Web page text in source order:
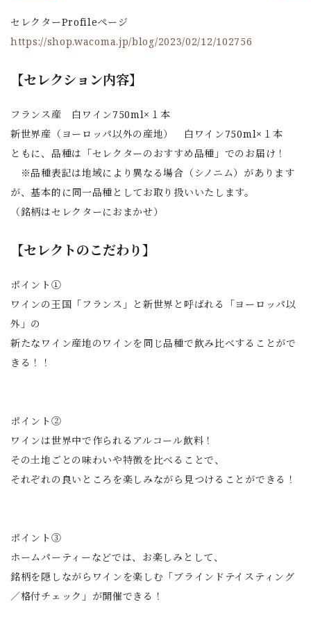
セレクターProfileページ
https://shop.wacoma.jp/blog/2023/02/12/102756
【セレクション内容】
フランス産 白ワイン750ml×１本
新世界産（ヨーロッパ以外の産地） 白ワイン750ml×１本
ともに、品種は「セレクターのおすすめ品種」でのお届け！
※品種表記は地域により異なる場合（シノニム）があります
が、基本的に同一品種としてお取り扱いいたします。
（銘柄はセレクターにおまかせ）
【セレクトのこだわり】
ポイント①
ワインの王国「フランス」と新世界と呼ばれる「ヨーロッパ以
外」の
新たなワイン産地のワインを同じ品種で飲み比べすることがで
きる！！
ポイント②
ワインは世界中で作られるアルコール飲料！
その土地ごとの味わいや特徴を比べることで、
それぞれの良いところを楽しみながら見つけることができる！
ポイント③
ホームパーティーなどでは、お楽しみとして、
銘柄を隠しながらワインを楽しむ「ブラインドテイスティング
／格付チェック」が開催できる！